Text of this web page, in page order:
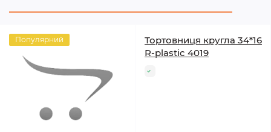
Популярний
Тортовниця кругла 34*16
R-plastic 4019